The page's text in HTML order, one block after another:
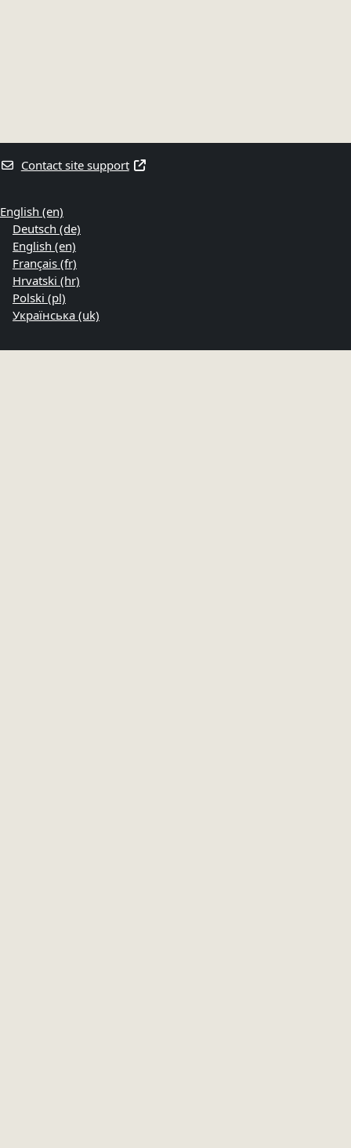
Contact site support
English ‎(en)‎
Deutsch ‎(de)‎
English ‎(en)‎
Français ‎(fr)‎
Hrvatski ‎(hr)‎
Polski ‎(pl)‎
Українська ‎(uk)‎